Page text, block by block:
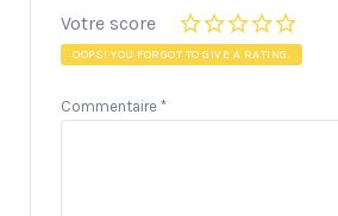
Votre score
OOPS! YOU FORGOT TO GIVE A RATING.
Commentaire *